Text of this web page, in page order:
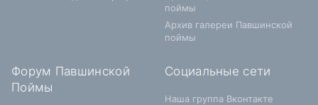
поймы
Архив галереи Павшинской
поймы
Форум Павшинской
Поймы
Социальные сети
Наша группа Вконтакте